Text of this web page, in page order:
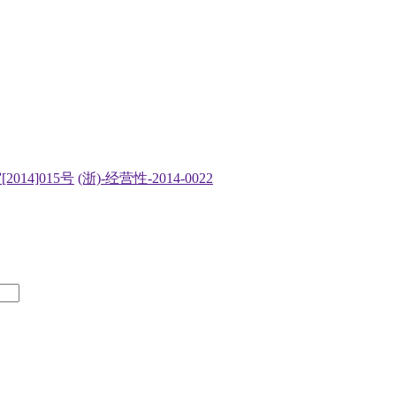
号 (浙)-经营性-2014-0022